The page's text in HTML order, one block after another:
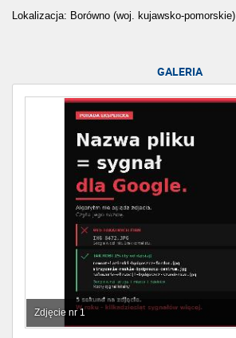
Lokalizacja: Borówno (woj. kujawsko-pomorskie)
GALERIA
Zdjęcie nr 1